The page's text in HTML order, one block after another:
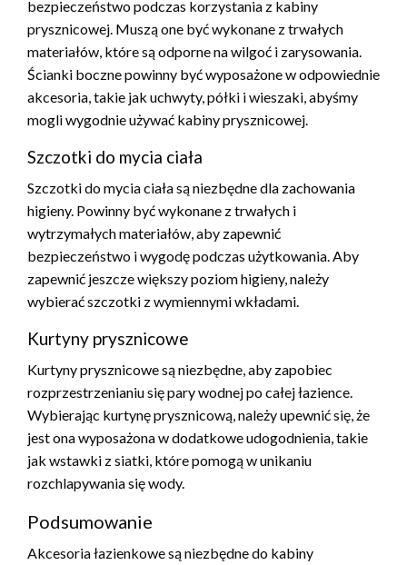
bezpieczeństwo podczas korzystania z kabiny
prysznicowej. Muszą one być wykonane z trwałych
materiałów, które są odporne na wilgoć i zarysowania.
Ścianki boczne powinny być wyposażone w odpowiednie
akcesoria, takie jak uchwyty, półki i wieszaki, abyśmy
mogli wygodnie używać kabiny prysznicowej.
Szczotki do mycia ciała
Szczotki do mycia ciała są niezbędne dla zachowania
higieny. Powinny być wykonane z trwałych i
wytrzymałych materiałów, aby zapewnić
bezpieczeństwo i wygodę podczas użytkowania. Aby
zapewnić jeszcze większy poziom higieny, należy
wybierać szczotki z wymiennymi wkładami.
Kurtyny prysznicowe
Kurtyny prysznicowe są niezbędne, aby zapobiec
rozprzestrzenianiu się pary wodnej po całej łazience.
Wybierając kurtynę prysznicową, należy upewnić się, że
jest ona wyposażona w dodatkowe udogodnienia, takie
jak wstawki z siatki, które pomogą w unikaniu
rozchlapywania się wody.
Podsumowanie
Akcesoria łazienkowe są niezbędne do kabiny